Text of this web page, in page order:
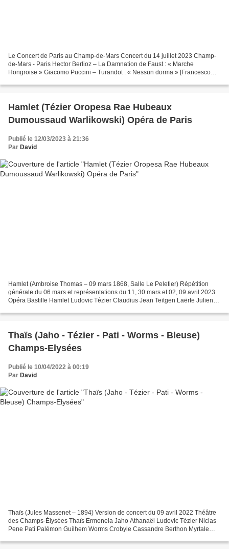
Le Concert de Paris au Champ-de-Mars Concert du 14 juillet 2023 Champ-
de-Mars - Paris Hector Berlioz – La Damnation de Faust : « Marche
Hongroise » Giacomo Puccini – Turandot : « Nessun dorma » [Francesco
Hamlet (Tézier Oropesa Rae Hubeaux
Dumoussaud Warlikowski) Opéra de Paris
Publié le 12/03/2023 à 21:36
Par David
Hamlet (Ambroise Thomas – 09 mars 1868, Salle Le Peletier) Répétition
générale du 06 mars et représentations du 11, 30 mars et 02, 09 avril 2023
Opéra Bastille Hamlet Ludovic Tézier Claudius Jean Teitgen Laërte Julien
Thaïs (Jaho - Tézier - Pati - Worms - Bleuse)
Champs-Elysées
Publié le 10/04/2022 à 00:19
Par David
Thaïs (Jules Massenet – 1894) Version de concert du 09 avril 2022 Théâtre
des Champs-Élysées Thaïs Ermonela Jaho Athanaël Ludovic Tézier Nicias
Pene Pati Palémon Guilhem Worms Crobyle Cassandre Berthon Myrtale